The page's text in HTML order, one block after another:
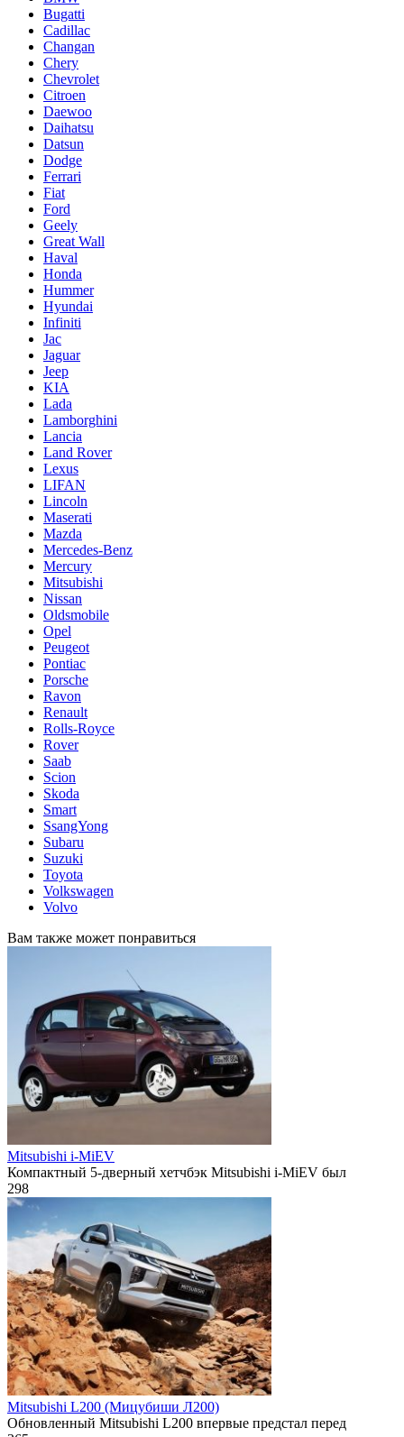
Bugatti
Cadillac
Changan
Chery
Chevrolet
Citroen
Daewoo
Daihatsu
Datsun
Dodge
Ferrari
Fiat
Ford
Geely
Great Wall
Haval
Honda
Hummer
Hyundai
Infiniti
Jac
Jaguar
Jeep
KIA
Lada
Lamborghini
Lancia
Land Rover
Lexus
LIFAN
Lincoln
Maserati
Mazda
Mercedes-Benz
Mercury
Mitsubishi
Nissan
Oldsmobile
Opel
Peugeot
Pontiac
Porsche
Ravon
Renault
Rolls-Royce
Rover
Saab
Scion
Skoda
Smart
SsangYong
Subaru
Suzuki
Toyota
Volkswagen
Volvo
Вам также может понравиться
Mitsubishi i-MiEV
Компактный 5-дверный хетчбэк Mitsubishi i-MiEV был
298
Mitsubishi L200 (Мицубиши Л200)
Обновленный Mitsubishi L200 впервые предстал перед